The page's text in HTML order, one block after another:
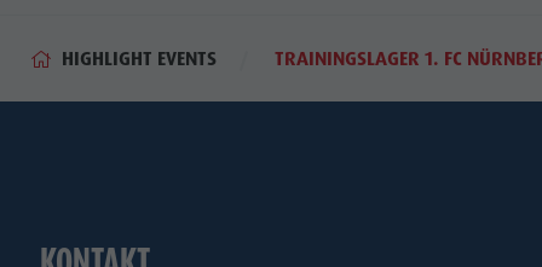
HIGHLIGHT EVENTS TRAININGSLAGER 1. FC